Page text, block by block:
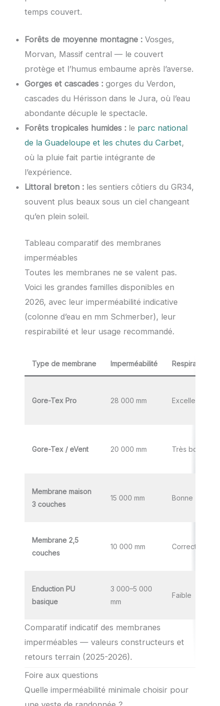
temps couvert.
Forêts de moyenne montagne : Vosges,
Morvan, Massif central — le couvert
protège et l’humus embaume après l’averse.
Gorges et cascades : gorges du Verdon,
cascades du Hérisson dans le Jura, où l’eau
abondante décuple le spectacle.
Forêts tropicales humides : le parc national
de la Guadeloupe et les chutes du Carbet,
où la pluie fait partie intégrante de
l’expérience.
Littoral breton : les sentiers côtiers du GR34,
souvent plus beaux sous un ciel changeant
qu’en plein soleil.
Tableau comparatif des membranes
imperméables
Toutes les membranes ne se valent pas.
Voici les grandes familles disponibles en
2026, avec leur imperméabilité indicative
(colonne d’eau en mm Schmerber), leur
respirabilité et leur usage recommandé.
Type de membrane Imperméabilité Respirabilité
Gore-Tex Pro 28 000 mm Excellente
Gore-Tex / eVent 20 000 mm Très bonne
Membrane maison
3 couches
15 000 mm Bonne
Membrane 2,5
couches
10 000 mm Correcte
Enduction PU
basique
3 000–5 000
mm
Faible
Comparatif indicatif des membranes
imperméables — valeurs constructeurs et
retours terrain (2025-2026).
Foire aux questions
Quelle imperméabilité minimale choisir pour